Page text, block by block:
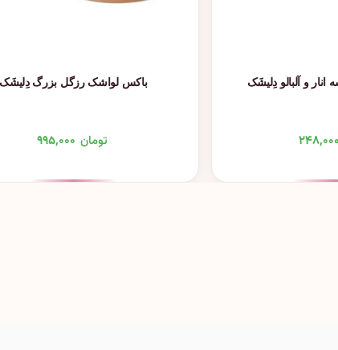
و آلبالو دِلیشَک
۲۴۸,۰۰۰
باکس لواشک رزگل بزرگ دِلیشَک
۹۹۵,۰۰۰ تومان